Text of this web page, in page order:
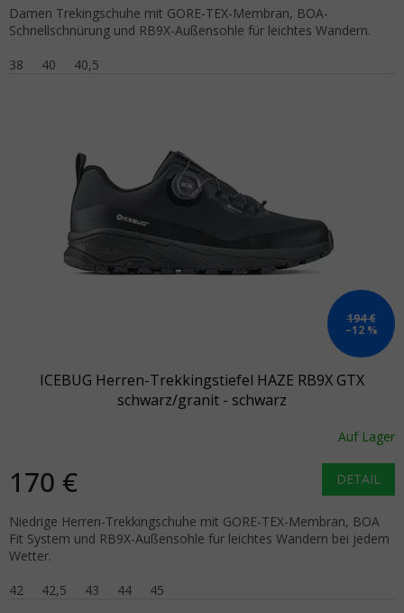
Damen Trekingschuhe mit GORE-TEX-Membran, BOA-
Schnellschnürung und RB9X-Außensohle für leichtes Wandern.
38
40 40,5
194 €
–12 %
ICEBUG Herren-Trekkingstiefel HAZE RB9X GTX
schwarz/granit - schwarz
Auf Lager
170 € DETAIL
Niedrige Herren-Trekkingschuhe mit GORE-TEX-Membran, BOA
Fit System und RB9X-Außensohle für leichtes Wandern bei jedem
Wetter.
42
42,5 43 44 45